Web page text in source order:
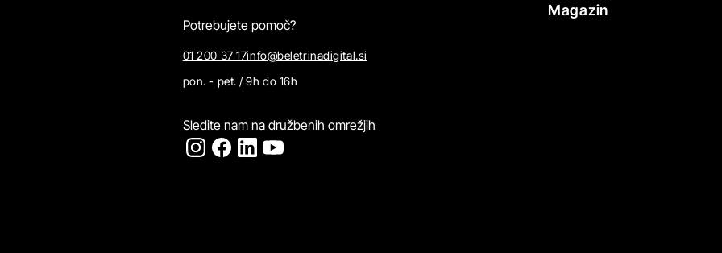
Magazin
Potrebujete pomoč?
01 200 37 17info@beletrinadigital.si
pon. - pet. / 9h do 16h
Sledite nam na družbenih omrežjih